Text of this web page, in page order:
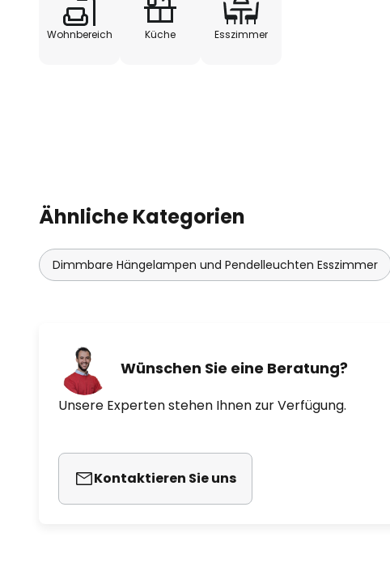
Das französische Unternehmen
Freiheit, Leidenschaft und
Markenzeichen von Forestier und
Entdeckung. Sie haben den Mut,
Geist der Offenheit in ihren
Wohnbereich Küche Esszimmer
Ähnliche Kategorien
Dimmbare Hängelampen und Pendelleuchten Esszimmer
Wünschen Sie eine Beratung?
Unsere Experten stehen Ihnen zur Verfügung.
Kontaktieren Sie uns